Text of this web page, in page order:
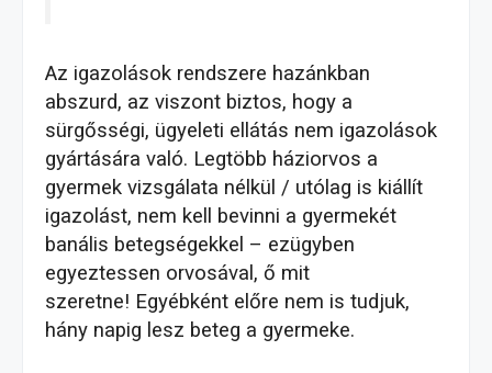
Az igazolások rendszere hazánkban
abszurd, az viszont biztos, hogy a
sürgősségi, ügyeleti ellátás nem igazolások
gyártására való. Legtöbb háziorvos a
gyermek vizsgálata nélkül / utólag is kiállít
igazolást, nem kell bevinni a gyermekét
banális betegségekkel – ezügyben
egyeztessen orvosával, ő mit
szeretne! Egyébként e lőre nem is tudjuk,
hány napig lesz beteg a gyermeke.